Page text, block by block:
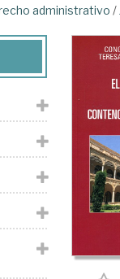
administrativo /